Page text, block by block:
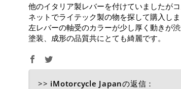
他のイタリア製レバーを付けていましたが
ネットでライテック製の物を探して購入しま
左レバーの軸受のカラーが少し厚く動きが
塗装、成形の品質共にとても綺麗です。
>> iMotorcycle Japanの返信：